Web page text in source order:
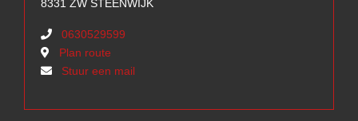
8331 ZW STEENWIJK
0630529599
Plan route
Stuur een mail